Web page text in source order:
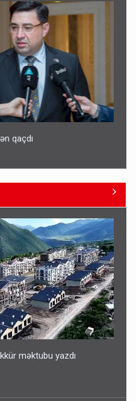
qaçdı
ilə gedə biləcəksiniz -
məktubu yazdı